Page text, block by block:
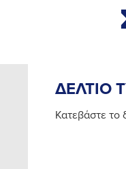
ΔΕΛΤΙΟ
Κατεβάστε το